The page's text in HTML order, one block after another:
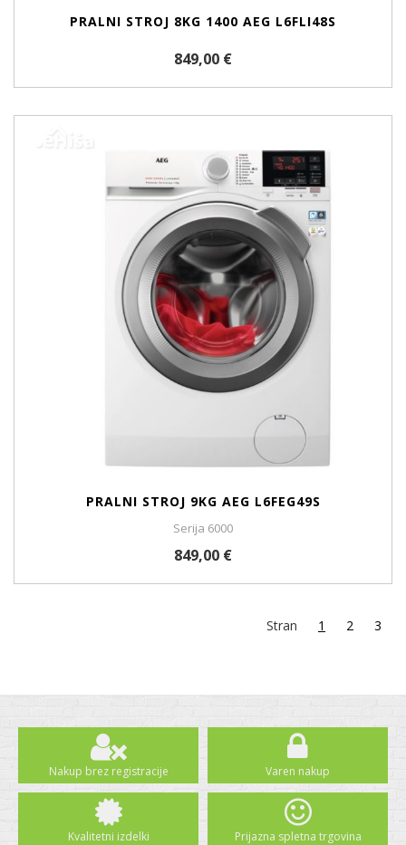
PRALNI STROJ 8KG 1400 AEG L6FLI48S
849,00 €
PRALNI STROJ 9KG AEG L6FEG49S
Serija 6000
849,00 €
Stran 1 2 3
Nakup brez registracije Varen nakup
Kvalitetni izdelki Prijazna spletna trgovina